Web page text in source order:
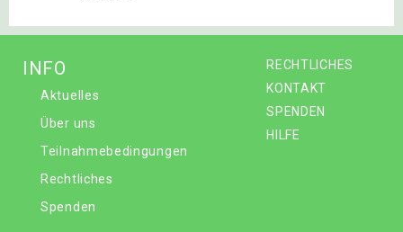
RECHTLICHES
KONTAKT
SPENDEN
HILFE
INFO
Aktuelles
Über uns
Teilnahmebedingungen
Rechtliches
Spenden